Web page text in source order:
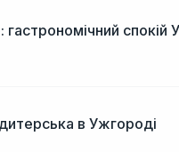
в Ужгороді